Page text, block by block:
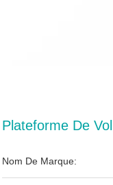
Plateforme De
Nom De Marque: